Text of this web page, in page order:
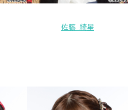
佐藤 綺星